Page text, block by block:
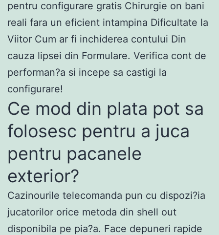
pentru configurare gratis Chirurgie on bani
reali fara un eficient intampina Dificultate la
Viitor Cum ar fi inchiderea contului Din
cauza lipsei din Formulare. Verifica cont de
performan?a si incepe sa castigi la
configurare!
Ce mod din plata pot sa
folosesc pentru a juca
pentru pacanele
exterior?
Cazinourile telecomanda pun cu dispozi?ia
jucatorilor orice metoda din shell out
disponibila pe pia?a. Face depuneri rapide